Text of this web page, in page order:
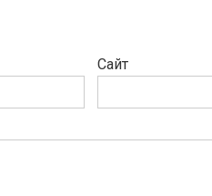
Сайт